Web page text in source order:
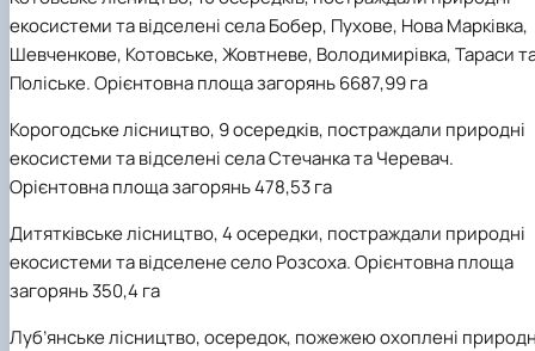
екосистеми та відселені села Бобер, Пухове, Нова Марківка,
Шевченкове, Котовське, Жовтневе, Володимирівка, Тараси
Поліське. Орієнтовна площа загорянь 6687,99 га
Корогодське лісництво, 9 осередків, постраждали природні
екосистеми та відселені села Стечанка та Черевач.
Орієнтовна площа загорянь 478,53 га
Дитятківське лісництво, 4 осередки, постраждали природні
екосистеми та відселене село Розсоха. Орієнтовна площа
загорянь 350,4 га
Луб’янське лісництво, осередок, пожежею охоплені